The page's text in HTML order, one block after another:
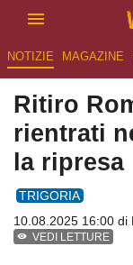
NOTIZIE MAGAZINE
Ritiro
rientrati
la ripresa
TRIGORIA
10.08.2025 16:00 di
VEDI LETTURE